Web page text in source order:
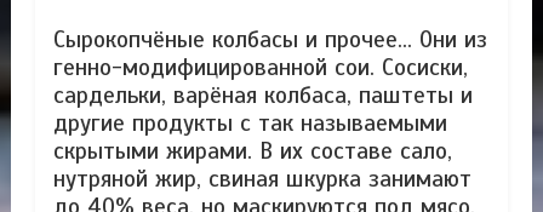
Сырокопчёные колбасы и прочее... Они из
генно-модифицированной сои. Сосиски,
сардельки, варёная колбаса, паштеты и
другие продукты с так называемыми
скрытыми жирами. В их составе сало,
нутряной жир, свиная шкурка занимают